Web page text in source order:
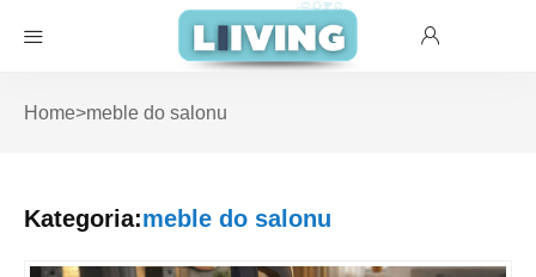
Home>meble do salonu
Kategoria:meble do salonu